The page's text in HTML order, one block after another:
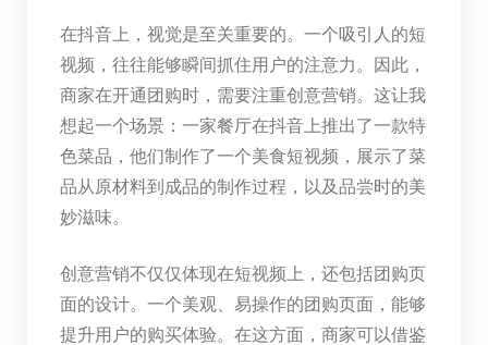
在抖音上，视觉是至关重要的。一个吸引人的短
视频，往往能够瞬间抓住用户的注意力。因此，
商家在开通团购时，需要注重创意营销。这让我
想起一个场景：一家餐厅在抖音上推出了一款特
色菜品，他们制作了一个美食短视频，展示了菜
品从原材料到成品的制作过程，以及品尝时的美
妙滋味。
创意营销不仅仅体现在短视频上，还包括团购页
面的设计。一个美观、易操作的团购页面，能够
提升用户的购买体验。在这方面，商家可以借鉴